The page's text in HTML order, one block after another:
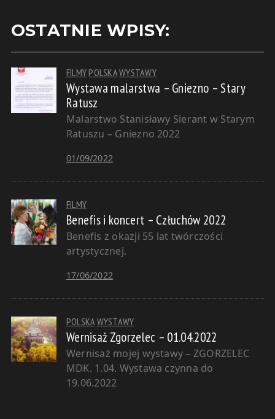
OSTATNIE WPISY:
FILMY POLSKAWYSTAWY
Wystawa malarstwa – Gniezno – Stary
Ratusz
Malarstwo Stanisławy Sierant w Starym
Ratuszu – Gniezno 2022
01/09/2022
FILMY
Benefis i koncert – Człuchów 2022
Benefis z okazji 55 lat twórczości
artystycznej.
17/06/2022
POLSKA WYSTAWY
Wernisaż Zgorzelec – 01.04.2022
Wernisaż mojej wystawy – ZGORZELEC
MDK. 1.04. Wystawa czynna do
19.06.2022